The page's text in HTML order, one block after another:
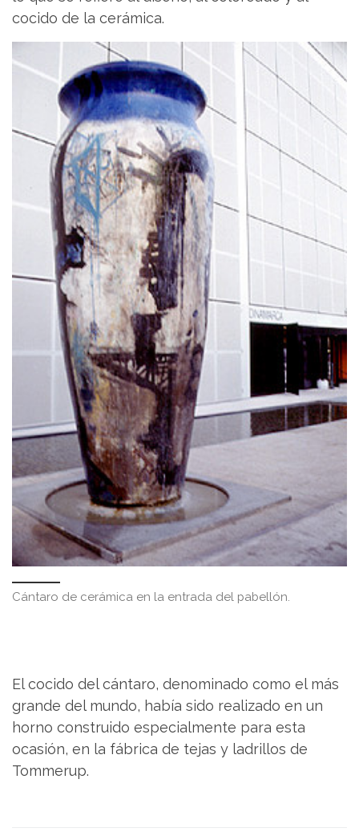
cocido de la cerámica.
Cántaro de cerámica en la entrada del pabellón.
El cocido del cántaro, denominado como el más
grande del mundo, había sido realizado en un
horno construido especialmente para esta
ocasión, en la fábrica de tejas y ladrillos de
Tommerup.